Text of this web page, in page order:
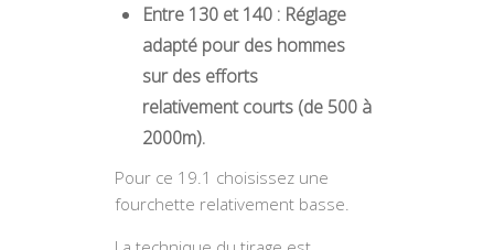
Entre 130 et 140 : Réglage
adapté pour des hommes
sur des efforts
relativement courts (de 500 à
2000m).
Pour ce 19.1 choisissez une
fourchette relativement basse.